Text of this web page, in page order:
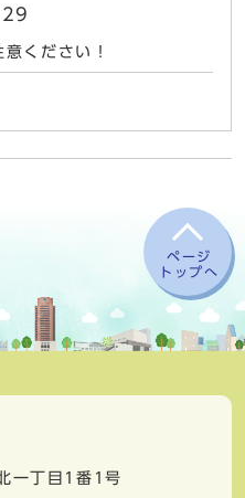
ください！
ページ
トップへ
一丁目1番1号